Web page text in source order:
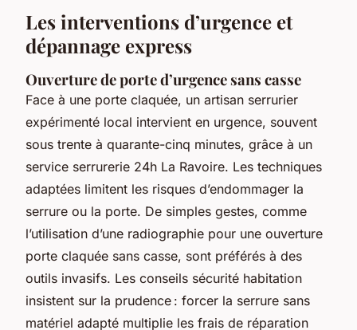
Les interventions d’urgence et
dépannage express
Ouverture de porte d’urgence sans casse
Face à une porte claquée, un artisan serrurier
expérimenté local intervient en urgence, souvent
sous trente à quarante-cinq minutes, grâce à un
service serrurerie 24h La Ravoire. Les techniques
adaptées limitent les risques d’endommager la
serrure ou la porte. De simples gestes, comme
l’utilisation d’une radiographie pour une ouverture
porte claquée sans casse, sont préférés à des
outils invasifs. Les conseils sécurité habitation
insistent sur la prudence : forcer la serrure sans
matériel adapté multiplie les frais de réparation